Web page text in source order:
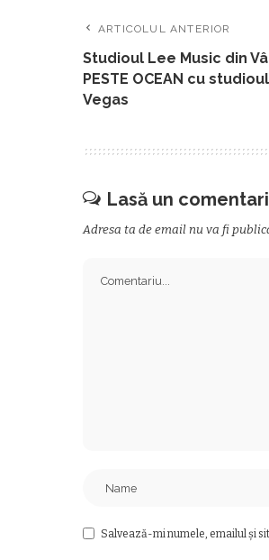
ARTICOLUL ANTERIOR
Studioul Lee Music din
PESTE OCEAN cu
Vegas
Lasă un
Adresa ta de email nu va fi
Salvează-mi numele, emailul și